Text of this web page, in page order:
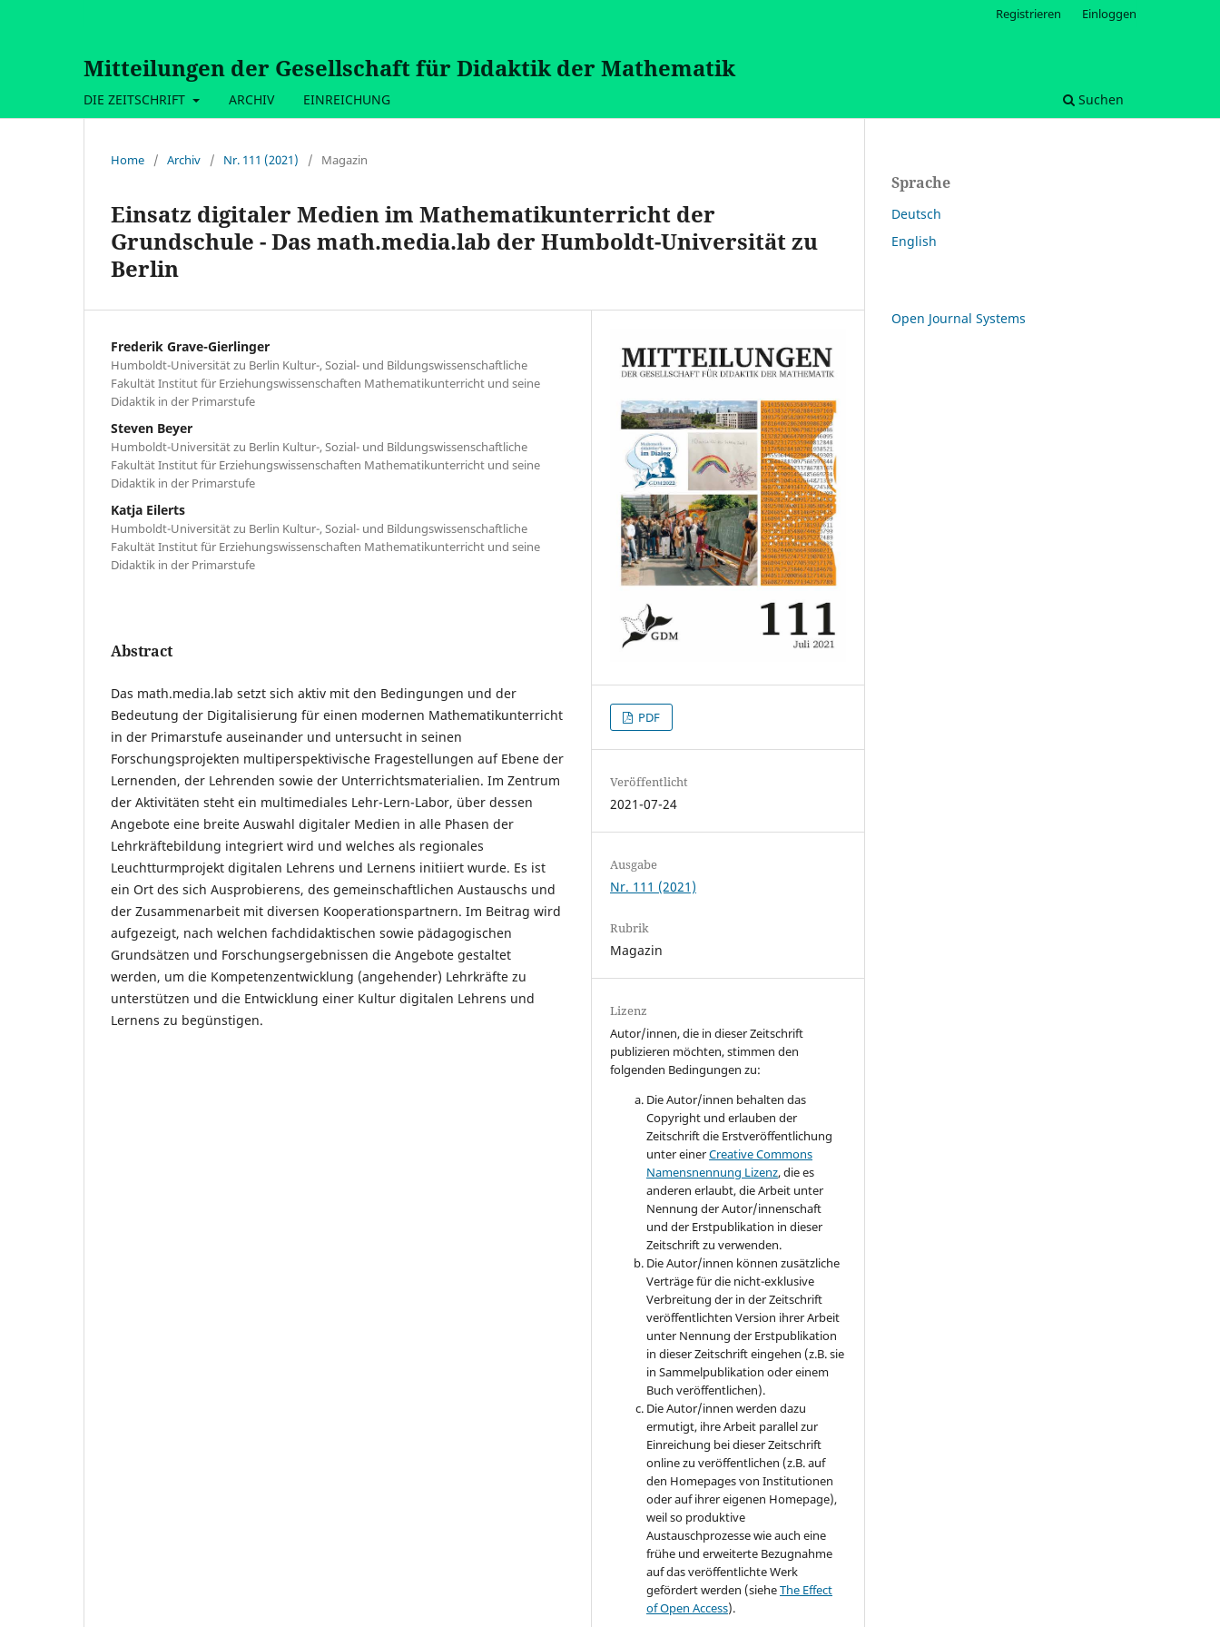
Mitteilungen der Gesellschaft für Didaktik der Mathematik
DIE ZEITSCHRIFT ARCHIV EINREICHUNG Suchen
Registrieren Einloggen
Home / Archiv / Nr. 111 (2021) / Magazin
Einsatz digitaler Medien im Mathematikunterricht der
Grundschule - Das math.media.lab der Humboldt-Universität zu
Berlin
Frederik Grave-Gierlinger
Humboldt-Universität zu Berlin Kultur-, Sozial- und Bildungswissenschaftliche
Fakultät Institut für Erziehungswissenschaften Mathematikunterricht und seine
Didaktik in der Primarstufe
Steven Beyer
Humboldt-Universität zu Berlin Kultur-, Sozial- und Bildungswissenschaftliche
Fakultät Institut für Erziehungswissenschaften Mathematikunterricht und seine
Didaktik in der Primarstufe
Katja Eilerts
Humboldt-Universität zu Berlin Kultur-, Sozial- und Bildungswissenschaftliche
Fakultät Institut für Erziehungswissenschaften Mathematikunterricht und seine
Didaktik in der Primarstufe
Abstract
Das math.media.lab setzt sich aktiv mit den Bedingungen und der
Bedeutung der Digitalisierung für einen modernen Mathematikunterricht
in der Primarstufe auseinander und untersucht in seinen
Forschungsprojekten multiperspektivische Fragestellungen auf Ebene der
Lernenden, der Lehrenden sowie der Unterrichtsmaterialien. Im Zentrum
der Aktivitäten steht ein multimediales Lehr-Lern-Labor, über dessen
Angebote eine breite Auswahl digitaler Medien in alle Phasen der
Lehrkräftebildung integriert wird und welches als regionales
Leuchtturmprojekt digitalen Lehrens und Lernens initiiert wurde. Es ist
ein Ort des sich Ausprobierens, des gemeinschaftlichen Austauschs und
der Zusammenarbeit mit diversen Kooperationspartnern. Im Beitrag wird
aufgezeigt, nach welchen fachdidaktischen sowie pädagogischen
Grundsätzen und Forschungsergebnissen die Angebote gestaltet
werden, um die Kompetenzentwicklung (angehender) Lehrkräfte zu
unterstützen und die Entwicklung einer Kultur digitalen Lehrens und
Lernens zu begünstigen.
PDF
Veröffentlicht
2021-07-24
Ausgabe
Nr. 111 (2021)
Rubrik
Magazin
Lizenz
Autor/innen, die in dieser Zeitschrift
publizieren möchten, stimmen den
folgenden Bedingungen zu:
Die Autor/innen behalten das
Copyright und erlauben der
Zeitschrift die Erstveröffentlichung
unter einerCreative Commons
Namensnennung Lizenz, die es
anderen erlaubt, die Arbeit unter
Nennung der Autor/innenschaft
und der Erstpublikation in dieser
Zeitschrift zu verwenden.
Die Autor/innen können zusätzliche
Verträge für die nicht-exklusive
Verbreitung der in der Zeitschrift
veröffentlichten Version ihrer Arbeit
unter Nennung der Erstpublikation
in dieser Zeitschrift eingehen (z.B. sie
in Sammelpublikation oder einem
Buch veröffentlichen).
Die Autor/innen werden dazu
ermutigt, ihre Arbeit parallel zur
Einreichung bei dieser Zeitschrift
online zu veröffentlichen (z.B. auf
den Homepages von Institutionen
oder auf ihrer eigenen Homepage),
weil so produktive
Austauschprozesse wie auch eine
frühe und erweiterte Bezugnahme
auf das veröffentlichte Werk
gefördert werden (sieheThe Effect
of Open Access).
Sprache
Deutsch
English
Open Journal Systems